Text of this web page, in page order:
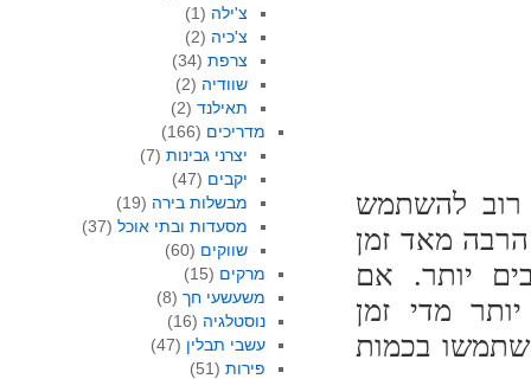
רוב להשתמש
מאד זמן
יותר. אם
מדי זמן
בכמות
צ'ילה (1)
צ'כיה (2)
צרפת (34)
שוודיה (2)
תאילנד (2)
מדריכים (166)
יצרני גבינות (7)
יקבים (47)
מבשלות בירה (19)
מסעדות ובתי אוכל (37)
שווקים (60)
מרקים (15)
משעשעי חך(8)
נוסטלגיה (16)
עשבי תבלין (47)
פירות(51)